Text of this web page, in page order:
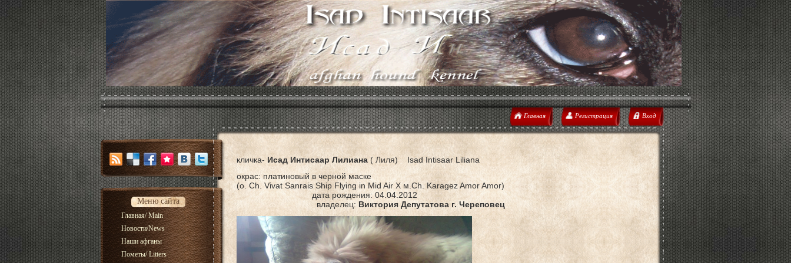
Главная Регистрация Вход
Меню сайта
Главная/ Main
Новости/News
Наши афганы
Пометы/ Litters
кличка- Исад Интисаар Лилиана( Лиля) Isad Intisaar Liliana
окрас: платиновый в черной маске
(о. Ch. Vivat Sanrais Ship Flying in Mid Air Х м.Ch. Karagez Amor Amor)
дата рождения: 04.04.2012
владелец: Виктория Депутатова г. Череповец